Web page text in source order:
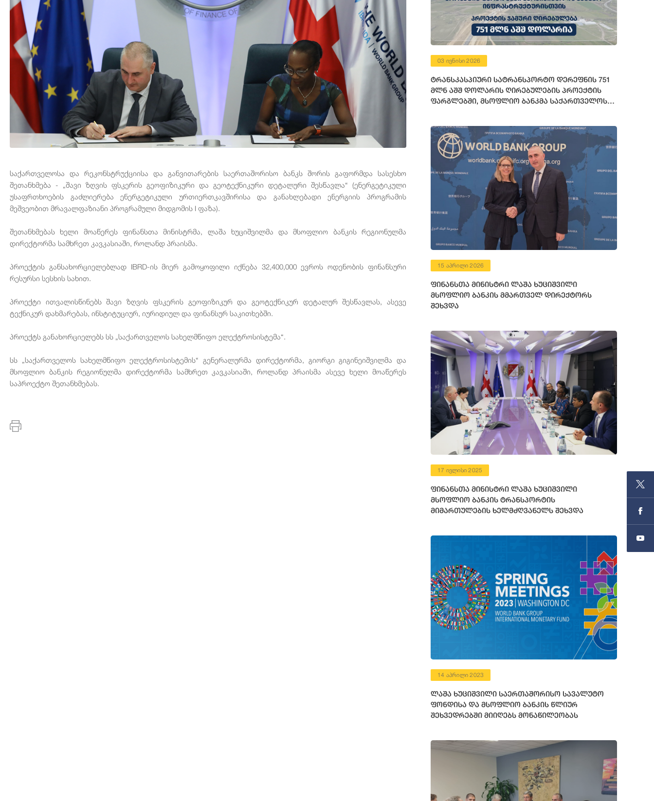
საქართველოსა და რეკონსტრუქციისა და განვითარების საერთაშორისო ბანკს შორის გაფორმდა სასესხო
შეთანხმება - „შავი ზღვის ფსკერის გეოფიზიკური და გეოტექნიკური დეტალური შესწავლა“ (ენერგეტიკული
უსაფრთხოების გაძლიერება ენერგეტიკული ურთიერთკავშირისა და განახლებადი ენერგიის პროგრამის
მეშვეობით მრავალფაზიანი პროგრამული მიდგომის I ფაზა).
შეთანხმებას ხელი მოაწერეს ფინანსთა მინისტრმა, ლაშა ხუციშვილმა და მსოფლიო ბანკის რეგიონულმა
დირექტორმა სამხრეთ კავკასიაში, როლანდ პრაისმა.
პროექტის განსახორციელებლად IBRD-ის მიერ გამოყოფილი იქნება 32,400,000 ევროს ოდენობის ფინანსური
რესურსი სესხის სახით.
პროექტი ითვალისწინებს შავი ზღვის ფსკერის გეოფიზიკურ და გეოტექნიკურ დეტალურ შესწავლას, ასევე
ტექნიკურ დახმარებას, ინსტიტუციურ, იურიდიულ და ფინანსურ საკითხებში.
პროექტს განახორციელებს სს „საქართველოს სახელმწიფო ელექტროსისტემა“.
სს „საქართველოს სახელმწიფო ელექტროსისტემის“ გენერალურმა დირექტორმა, გიორგი გიგინეიშვილმა და
მსოფლიო ბანკის რეგიონულმა დირექტორმა სამხრეთ კავკასიაში, როლანდ პრაისმა ასევე ხელი მოაწერეს
საპროექტო შეთანხმებას.
03 ივნისი 2026
ტრანსკასპიური სატრანსპორტო დერეფნის 751
მლნ აშშ დოლარის ღირებულების პროექტის
ფარგლებში, მსოფლიო ბანკმა საქართველოს
15 აპრილი 2026
ფინანსთა მინისტრი ლაშა ხუციშვილი
მსოფლიო ბანკის მმართველ დირექტორს
შეხვდა
17 ივლისი 2025
ფინანსთა მინისტრი ლაშა ხუციშვილი
მსოფლიო ბანკის ტრანსპორტის
მიმართულების ხელმძღვანელს შეხვდა
14 აპრილი 2023
ლაშა ხუციშვილი საერთაშორისო სავალუტო
ფონდისა და მსოფლიო ბანკის წლიურ
შეხვედრებში მიიღებს მონაწილეობას